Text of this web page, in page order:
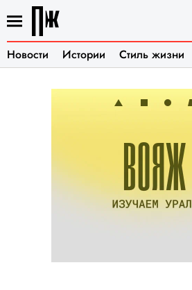
Новости Истории Стиль жизни